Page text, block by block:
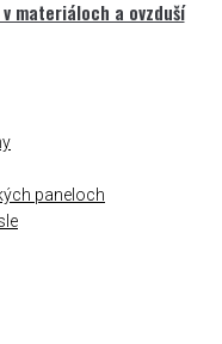
materiáloch a ovzduší
paneloch